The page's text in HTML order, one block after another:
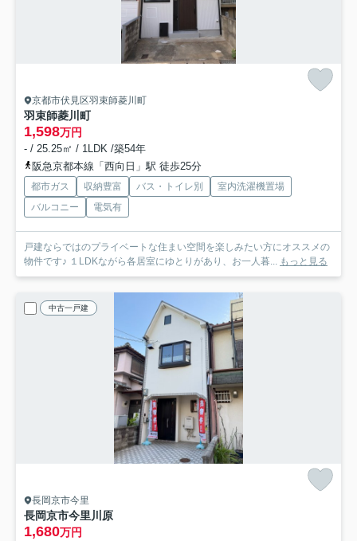
京都市伏見区羽束師菱川町
羽束師菱川町
1,598万円
- / 25.25㎡ / 1LDK /築54年
阪急京都本線「西向日」駅 徒歩25分
都市ガス 収納豊富 バス・トイレ別
室内洗濯機置場
バルコニー
電気有
戸建ならではのプライベートな住まい空間を楽しみたい方にオススメの
物件です♪ １LDKながら各居室にゆとりがあり、お一人暮... もっと見る
中古一戸建
長岡京市今里
長岡京市今里川原
1,680万円